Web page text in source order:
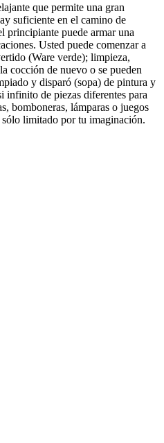
que permite una gran
suficiente en el camino de
principiante puede armar una
Usted puede comenzar a
(Ware verde); limpieza,
cocción de nuevo o se pueden
y disparó (sopa) de pintura y
infinito de piezas diferentes para
bomboneras, lámparas o juegos
sólo limitado por tu imaginación.